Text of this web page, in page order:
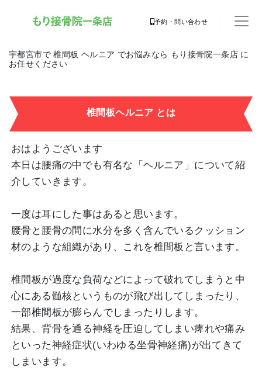
予約・問い合わせ
宇都宮市で 椎間板 ヘルニア でお悩みなら もり接骨院一条店 に
お任せください
椎間板ヘルニア とは
おはようございます
本日は腰痛の中でも有名な「ヘルニア」について紹
介していきます。
一度は耳にした事はあると思います。
腰骨と腰骨の間に水分を多く含んでいるクッション
材のような組織があり、これを椎間板と言います。
椎間板が過度な負荷などによって破れてしまうと中
心にある髄核というものが飛び出してしまったり、
一部椎間板が膨らんでしまったりします。
結果、背骨を通る神経を圧迫してしまい痺れや痛み
といった神経症状(いわゆる坐骨神経痛)が出てきて
しまいます。